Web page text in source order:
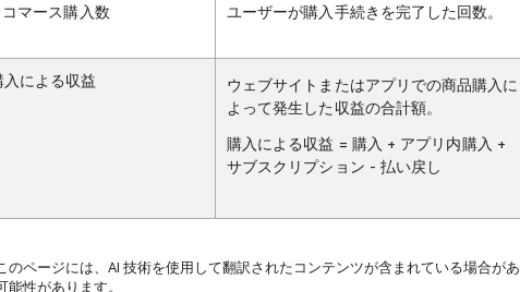
マース購入数 ユーザーが購入手続きを完了した回数。
入による収益
ウェブサイトまたはアプリでの商品購入に
よって発生した収益の合計額。
購入による収益 = 購入 + アプリ内購入 +
サブスクリプション - 払い戻し
のページには、AI 技術を使用して翻訳されたコンテンツが含まれている場合が
能性があります。